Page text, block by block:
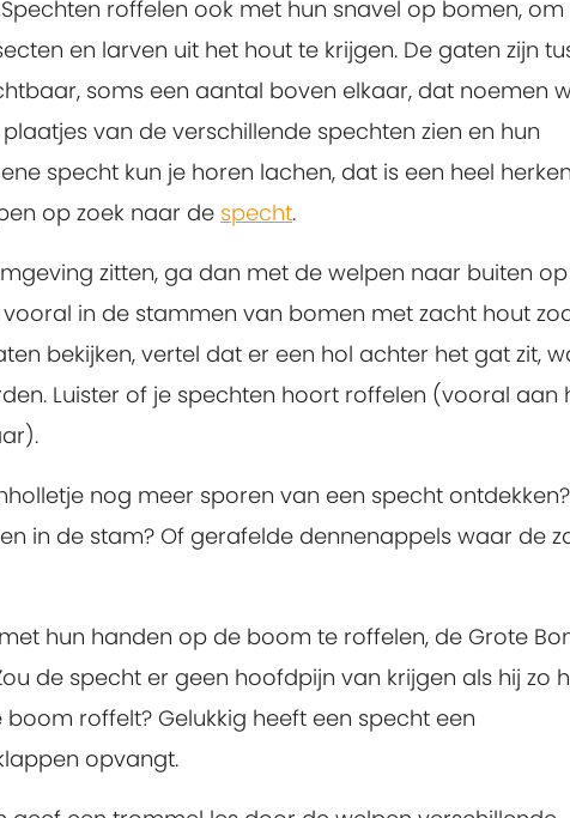
roffelen ook met hun snavel op bomen, om
en larven uit het hout te krijgen. De gaten zijn
soms een aantal boven elkaar, dat noemen
van de verschillende spechten zien en hun
specht kun je horen lachen, dat is een heel
op zoek naar de specht.
zitten, ga dan met de welpen naar buiten
in de stammen van bomen met zacht hout
bekijken, vertel dat er een hol achter het gat zit,
Luister of je spechten hoort roffelen (vooral aan
nog meer sporen van een specht ontdekken?
in de stam? Of gerafelde dennenappels waar de
hun handen op de boom te roffelen, de Grote
de specht er geen hoofdpijn van krijgen als hij zo
roffelt? Gelukkig heeft een specht een
opvangt.